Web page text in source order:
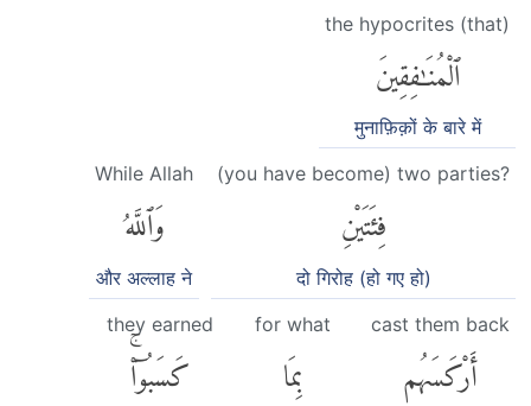
the hypocrites (that)
ٱلْمُنَٰفِقِينَ
मुनाफ़िक़ों के बारे में
(you have become) two parties?
فِئَتَيْنِ
दो गिरोह (हो गए हो)
While Allah
وَٱللَّهُ
और अल्लाह ने
cast them back
أَرْكَسَهُم
for what
بِمَا
they earned
كَسَبُوٓا۟ۚ